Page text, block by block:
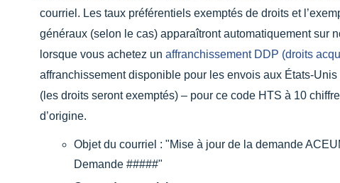
courriel. Les taux préférentiels exemptés de droits et
généraux (selon le cas) apparaîtront automatiquement sur
lorsque vous achetez un affranchissement DDP (droits
affranchissement disponible pour les envois aux États-
(les droits seront exemptés) – pour ce code HTS à 10
d’origine.
Objet du courriel : "Mise à jour de la demande
Demande #####"